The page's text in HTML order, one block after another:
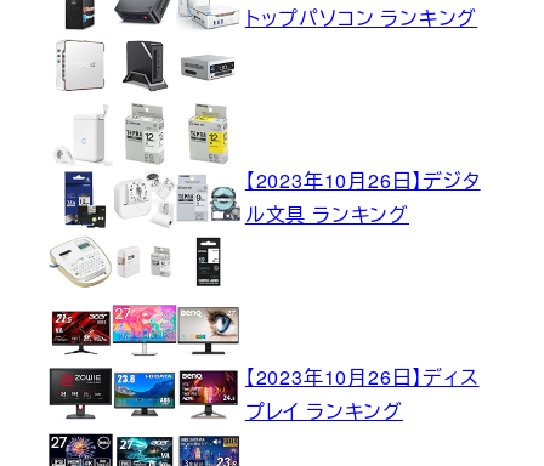
トップパソコン ランキング
【2023年10月26日】デジタ
ル文具 ランキング
【2023年10月26日】ディス
プレイ ランキング